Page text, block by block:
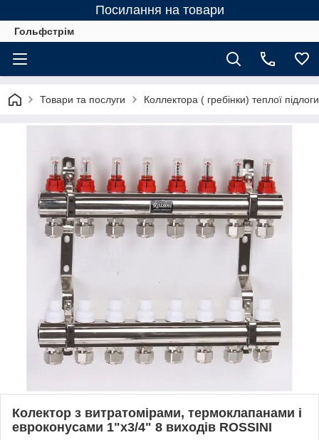
Посилання на товари
Гольфстрім
Товари та послуги Коллектора ( гребінки) теплої підлоги
Колектор з витратомірами, термоклапанами і
евроконусами 1"x3/4" 8 виходів ROSSINI